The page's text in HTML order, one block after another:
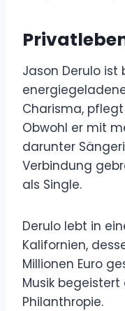
Jason Derulo ist
Charisma,
Obwohl er mit
darunter
Verbindung
als Single.
Derulo lebt in
Kalifornien,
Millionen Euro
Musik begeistert
Philanthropie.